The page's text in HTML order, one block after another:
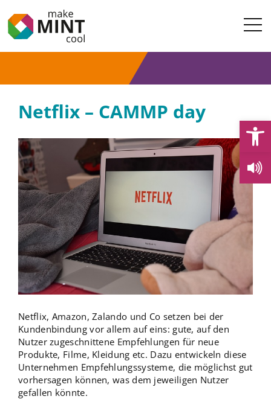
Netflix – CAMMP day
Netflix, Amazon, Zalando und Co setzen bei der
Kundenbindung vor allem auf eins: gute, auf den
Nutzer zugeschnittene Empfehlungen für neue
Produkte, Filme, Kleidung etc. Dazu entwickeln diese
Unternehmen Empfehlungssysteme, die möglichst gut
vorhersagen können, was dem jeweiligen Nutzer
gefallen könnte.